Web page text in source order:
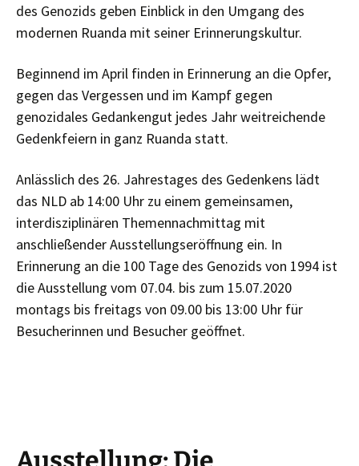
des Genozids geben Einblick in den Umgang des
modernen Ruanda mit seiner Erinnerungskultur.
Beginnend im April finden in Erinnerung an die Opfer,
gegen das Vergessen und im Kampf gegen
genozidales Gedankengut jedes Jahr weitreichende
Gedenkfeiern in ganz Ruanda statt.
Anlässlich des 26. Jahrestages des Gedenkens lädt
das NLD ab 14:00 Uhr zu einem gemeinsamen,
interdisziplinären Themennachmittag mit
anschließender Ausstellungseröffnung ein. In
Erinnerung an die 100 Tage des Genozids von 1994 ist
die Ausstellung vom 07.04. bis zum 15.07.2020
montags bis freitags von 09.00 bis 13:00 Uhr für
Besucherinnen und Besucher geöffnet.